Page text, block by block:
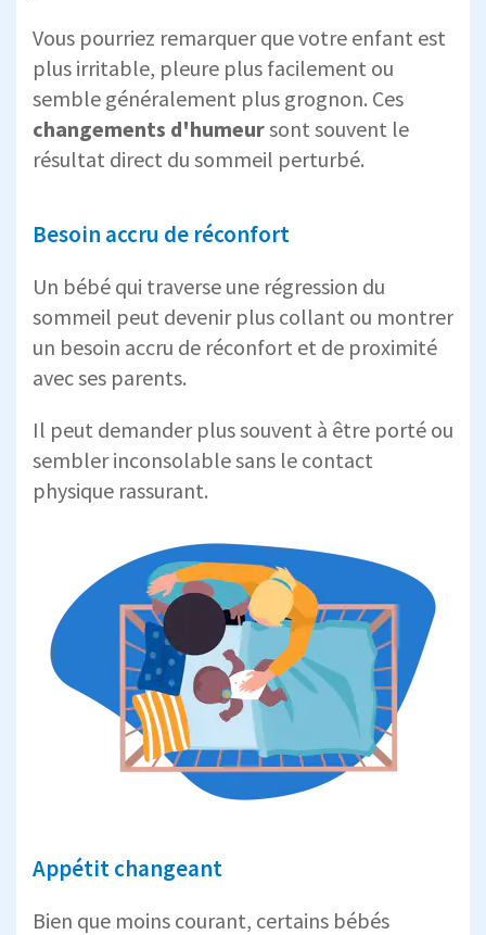
Vous pourriez remarquer que votre enfant est
plus irritable, pleure plus facilement ou
semble généralement plus grognon. Ces
changements d'humeursont souvent le
résultat direct du sommeil perturbé.
Besoin accru de réconfort
Un bébé qui traverse une régression du
sommeil peut devenir plus collant ou montrer
un besoin accru de réconfort et de proximité
avec ses parents.
Il peut demander plus souvent à être porté ou
sembler inconsolable sans le contact
physique rassurant.
Appétit changeant
Bien que moins courant, certains bébés